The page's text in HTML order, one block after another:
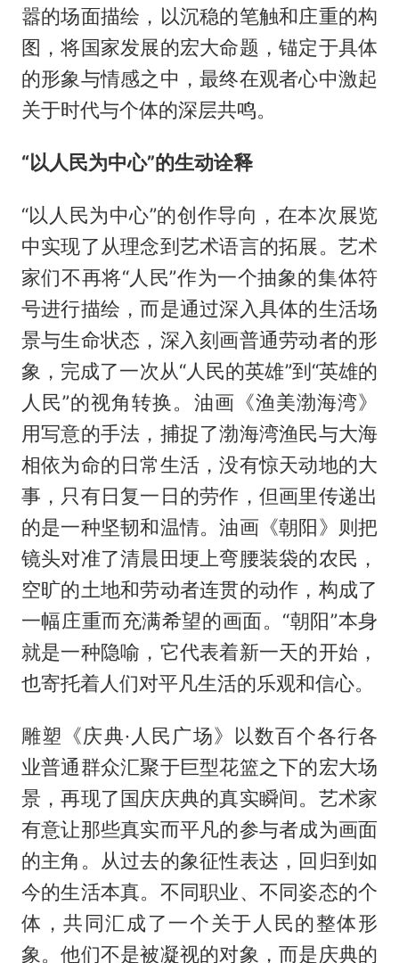
嚣的场面描绘，以沉稳的笔触和庄重的构
图，将国家发展的宏大命题，锚定于具体
的形象与情感之中，最终在观者心中激起
关于时代与个体的深层共鸣。
“以人民为中心”的生动诠释
“以人民为中心”的创作导向，在本次展览
中实现了从理念到艺术语言的拓展。艺术
家们不再将“人民”作为一个抽象的集体符
号进行描绘，而是通过深入具体的生活场
景与生命状态，深入刻画普通劳动者的形
象，完成了一次从“人民的英雄”到“英雄的
人民”的视角转换。油画《渔美渤海湾》
用写意的手法，捕捉了渤海湾渔民与大海
相依为命的日常生活，没有惊天动地的大
事，只有日复一日的劳作，但画里传递出
的是一种坚韧和温情。油画《朝阳》则把
镜头对准了清晨田埂上弯腰装袋的农民，
空旷的土地和劳动者连贯的动作，构成了
一幅庄重而充满希望的画面。“朝阳”本身
就是一种隐喻，它代表着新一天的开始，
也寄托着人们对平凡生活的乐观和信心。
雕塑《庆典·人民广场》以数百个各行各
业普通群众汇聚于巨型花篮之下的宏大场
景，再现了国庆庆典的真实瞬间。艺术家
有意让那些真实而平凡的参与者成为画面
的主角。从过去的象征性表达，回归到如
今的生活本真。不同职业、不同姿态的个
体，共同汇成了一个关于人民的整体形
象。他们不是被凝视的对象，而是庆典的